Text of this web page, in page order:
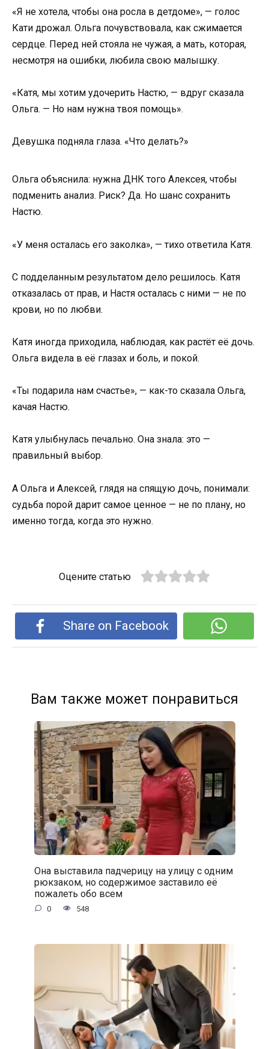
«Я не хотела, чтобы она росла в детдоме», — голос
Кати дрожал. Ольга почувствовала, как сжимается
сердце. Перед ней стояла не чужая, а мать, которая,
несмотря на ошибки, любила свою малышку.
«Катя, мы хотим удочерить Настю, — вдруг сказала
Ольга. — Но нам нужна твоя помощь».
Девушка подняла глаза. «Что делать?»
Ольга объяснила: нужна ДНК того Алексея, чтобы
подменить анализ. Риск? Да. Но шанс сохранить
Настю.
«У меня осталась его заколка», — тихо ответила Катя.
С подделанным результатом дело решилось. Катя
отказалась от прав, и Настя осталась с ними — не по
крови, но по любви.
Катя иногда приходила, наблюдая, как растёт её дочь.
Ольга видела в её глазах и боль, и покой.
«Ты подарила нам счастье», — как-то сказала Ольга,
качая Настю.
Катя улыбнулась печально. Она знала: это —
правильный выбор.
А Ольга и Алексей, глядя на спящую дочь, понимали:
судьба порой дарит самое ценное — не по плану, но
именно тогда, когда это нужно.
Оцените статью
Share on Facebook
Вам также может понравиться
Она выставила падчерицу на улицу с одним
рюкзаком, но содержимое заставило её
пожалеть обо всем
0 548